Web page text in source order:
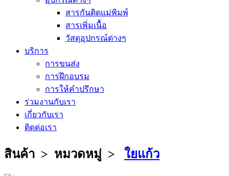
สารกันติดแม่พิมพ์
สารเพิ่มเนื้อ
วัสดุอุปกรณ์ต่างๆ
บริการ
การขนส่ง
การฝึกอบรม
การให้คำปรึกษา
ร่วมงานกับเรา
เกี่ยวกับเรา
ติดต่อเรา
สินค้า > หมวดหมู่ > ใยแก้ว